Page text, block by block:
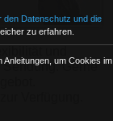
Sendung. Gerne
Verfügung.
den Datenschutz und die
zu erfahren.
um Cookies im